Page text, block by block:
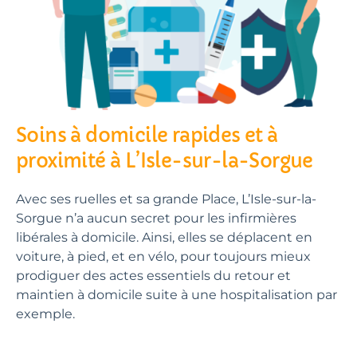
Soins à domicile rapides et à
proximité à L’Isle-sur-la-Sorgue
Avec ses ruelles et sa grande Place, L’Isle-sur-la-
Sorgue n’a aucun secret pour les infirmières
libérales à domicile. Ainsi, elles se déplacent en
voiture, à pied, et en vélo, pour toujours mieux
prodiguer des actes essentiels du retour et
maintien à domicile suite à une hospitalisation par
exemple.